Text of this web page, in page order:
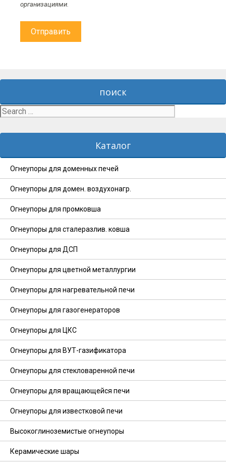
организациями.
поиск
Search
for:
Каталог
Огнеупоры для доменных печей
Огнеупоры для домен. воздухонагр.
Огнеупоры для промковша
Огнеупоры для сталеразлив. ковша
Огнеупоры для ДСП
Огнеупоры для цветной металлургии
Огнеупоры для нагревательной печи
Огнеупоры для газогенераторов
Огнеупоры для ЦКС
Огнеупоры для ВУТ-газификатора
Огнеупоры для стекловаренной печи
Огнеупоры для вращающейся печи
Огнеупоры для известковой печи
Высокоглиноземистые огнеупоры
Керамические шары